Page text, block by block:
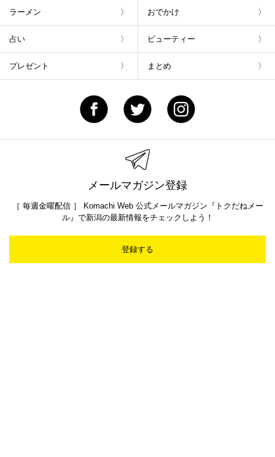
ラーメン おでかけ
占い ビューティー
プレゼント まとめ
メールマガジン登録
［ 毎週金曜配信 ］ Komachi Web 公式メールマガジン『トクだねメー
ル』で新潟の最新情報をチェックしよう！
登録する